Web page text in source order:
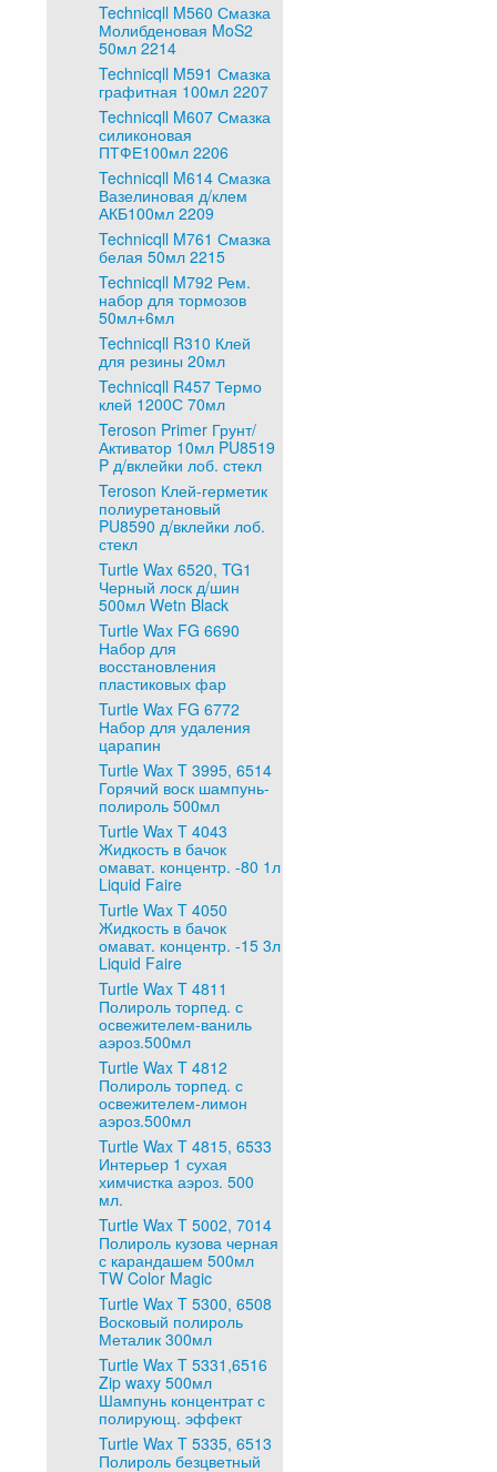
Technicqll M560 Смазка
Молибденовая MoS2
50мл 2214
Technicqll M591 Смазка
графитная 100мл 2207
Technicqll M607 Смазка
силиконовая
ПТФЕ100мл 2206
Technicqll M614 Смазка
Вазелиновая д/клем
АКБ100мл 2209
Technicqll M761 Смазка
белая 50мл 2215
Technicqll M792 Рем.
набор для тормозов
50мл+6мл
Technicqll R310 Клей
для резины 20мл
Technicqll R457 Термо
клей 1200С 70мл
Teroson Primer Грунт/
Активатор 10мл PU8519
P д/вклейки лоб. стекл
Teroson Клей-герметик
полиуретановый
PU8590 д/вклейки лоб.
стекл
Turtle Wax 6520, TG1
Черный лоск д/шин
500мл Wetn Black
Turtle Wax FG 6690
Набор для
восстановления
пластиковых фар
Turtle Wax FG 6772
Набор для удаления
царапин
Turtle Wax T 3995, 6514
Горячий воск шампунь-
полироль 500мл
Turtle Wax T 4043
Жидкость в бачок
омават. концентр. -80 1л
Liquid Faire
Turtle Wax T 4050
Жидкость в бачок
омават. концентр. -15 3л
Liquid Faire
Turtle Wax T 4811
Полироль торпед. с
освежителем-ваниль
аэроз.500мл
Turtle Wax T 4812
Полироль торпед. с
освежителем-лимон
аэроз.500мл
Turtle Wax T 4815, 6533
Интерьер 1 сухая
химчистка аэроз. 500
мл.
Turtle Wax T 5002, 7014
Полироль кузова черная
с карандашем 500мл
TW Color Magic
Turtle Wax T 5300, 6508
Восковый полироль
Металик 300мл
Turtle Wax T 5331,6516
Zip waxy 500мл
Шампунь концентрат с
полирующ. эффект
Turtle Wax T 5335, 6513
Полироль безцветный